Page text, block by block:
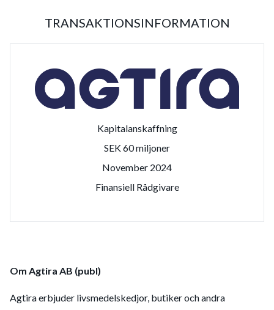
TRANSAKTIONSINFORMATION
Kapitalanskaffning
SEK 60 miljoner
November 2024
Finansiell Rådgivare
Om Agtira AB (publ)
Agtira erbjuder livsmedelskedjor, butiker och andra